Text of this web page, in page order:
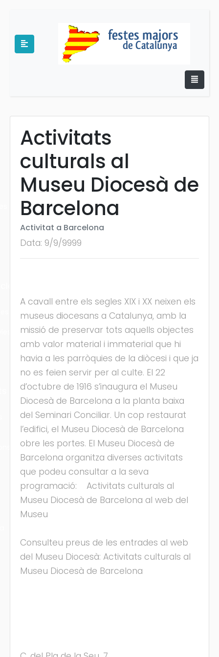
Activitats
culturals al
Museu Diocesà de
Barcelona
Activitat a Barcelona
Data: 9/9/9999
A cavall entre els segles XIX i XX neixen els
museus diocesans a Catalunya, amb la
missió de preservar tots aquells objectes
amb valor material i immaterial que hi
havia a les parròquies de la diòcesi i que ja
no es feien servir per al culte. El 22
d’octubre de 1916 s’inaugura el Museu
Diocesà de Barcelona a la planta baixa
del Seminari Conciliar. Un cop restaurat
l’edifici, el Museu Diocesà de Barcelona
obre les portes. El Museu Diocesà de
Barcelona organitza diverses activitats
que podeu consultar a la seva
programació: Activitats culturals al
Museu Diocesà de Barcelona al web del
Museu
Consulteu preus de les entrades al web
del Museu Diocesà: Activitats culturals al
Museu Diocesà de Barcelona